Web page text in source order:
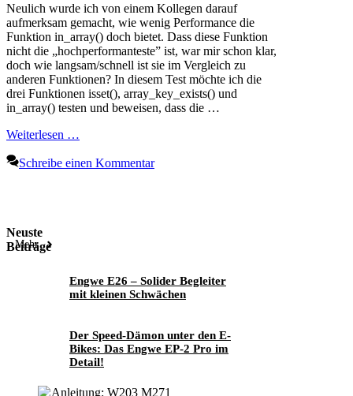
Neulich wurde ich von einem Kollegen darauf
aufmerksam gemacht, wie wenig Performance die
Funktion in_array() doch bietet. Dass diese Funktion
nicht die „hochperformanteste” ist, war mir schon klar,
doch wie langsam/schnell ist sie im Vergleich zu
anderen Funktionen? In diesem Test möchte ich die
drei Funktionen isset(), array_key_exists() und
in_array() testen und beweisen, dass die …
Weiterlesen …
Schreibe einen Kommentar
Neuste
Beiträge
Mehr
Engwe E26 – Solider Begleiter
mit kleinen Schwächen
Der Speed-Dämon unter den E-
Bikes: Das Engwe EP-2 Pro im
Detail!